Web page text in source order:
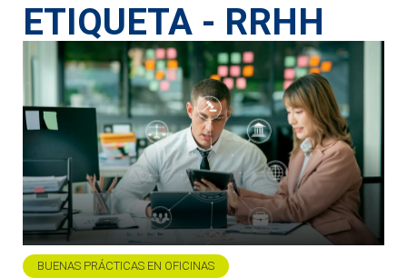
ETIQUETA - RRHH
BUENAS PRÁCTICAS EN OFICINAS